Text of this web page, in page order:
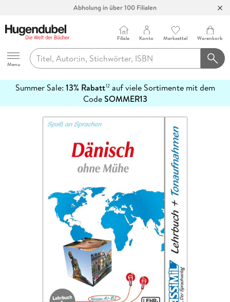
Abholung in über 100 Filialen
Hugendubel
Menu
Filiale Konto Merkzettel Warenkorb
Summer Sale: 13% Rabatt12auf viele Sortimente mit dem
CodeSOMMER13
erfahren